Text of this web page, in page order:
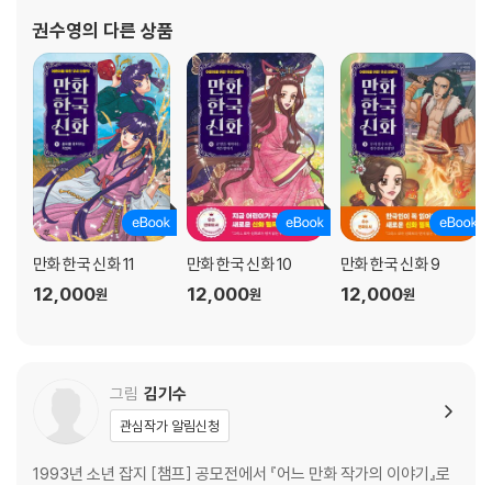
권수영의 다른 상품
만화 한국 신화 11
12,000원
만화 한국 신화 10
12,000원
만화 한국 신화 9
12,000원
그림 김기수
관심작가 알림신청
1993년 소년 잡지 [챔프] 공모전에서 『어느 만화 작가의 이야기』로